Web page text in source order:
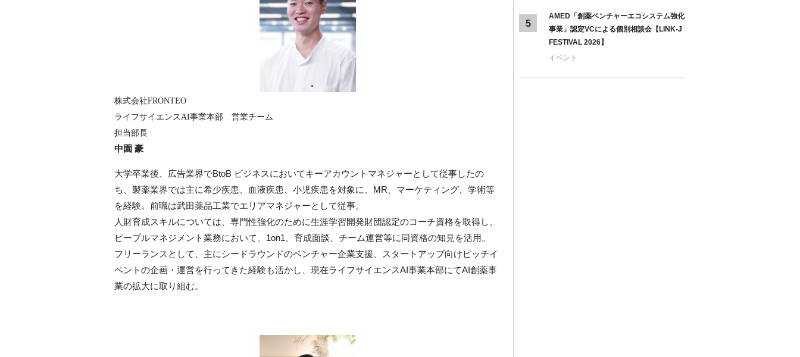
株式会社FRONTEO
ライフサイエンスAI事業本部 営業チーム
担当部長
中園 豪
大学卒業後、広告業界でBtoB ビジネスにおいてキーアカウントマネジャーとして従事したの
ち、製薬業界では主に希少疾患、血液疾患、小児疾患を対象に、MR、マーケティング、学術等
を経験。前職は武田薬品工業でエリアマネジャーとして従事。
人財育成スキルについては、専門性強化のために生涯学習開発財団認定のコーチ資格を取得し、
ピープルマネジメント業務において、1on1、育成面談、チーム運営等に同資格の知見を活用。
フリーランスとして、主にシードラウンドのベンチャー企業支援、スタートアップ向けピッチイ
ベントの企画・運営を行ってきた経験も活かし、現在ライフサイエンスAI事業本部にてAI創薬事
業の拡大に取り組む。
5
AMED「創薬ベンチャーエコシステム強化
事業」認定VCによる個別相談会【LINK-J
FESTIVAL 2026】
イベント